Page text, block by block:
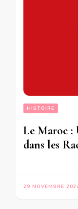
HISTOIRE
Le Maroc :
dans les
29 NOVEMBRE